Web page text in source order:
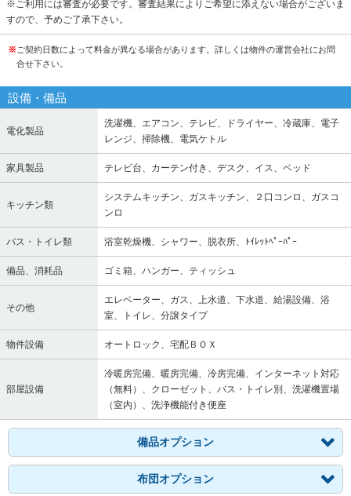
※ご利用には審査が必要です。審査結果によりご希望に添えない場合がございま
すので、予めご了承下さい。
※ ご契約日数によって料金が異なる場合があります。詳しくは物件の運営会社にお問
合せ下さい。
設備・備品
電化製品
洗濯機、エアコン、テレビ、ドライヤー、冷蔵庫、電子
レンジ、掃除機、電気ケトル
家具製品 テレビ台、カーテン付き、デスク、イス、ベッド
キッチン類
システムキッチン、ガスキッチン、２口コンロ、ガスコ
ンロ
バス・トイレ類 浴室乾燥機、シャワー、脱衣所、ﾄｲﾚｯﾄﾍﾟｰﾊﾟｰ
備品、消耗品 ゴミ箱、ハンガー、ティッシュ
その他
エレベーター、ガス、上水道、下水道、給湯設備、浴
室、トイレ、分譲タイプ
物件設備 オートロック、宅配ＢＯＸ
部屋設備
冷暖房完備、暖房完備、冷房完備、インターネット対応
（無料）、クローゼット、バス・トイレ別、洗濯機置場
（室内）、洗浄機能付き便座
備品オプション
布団オプション